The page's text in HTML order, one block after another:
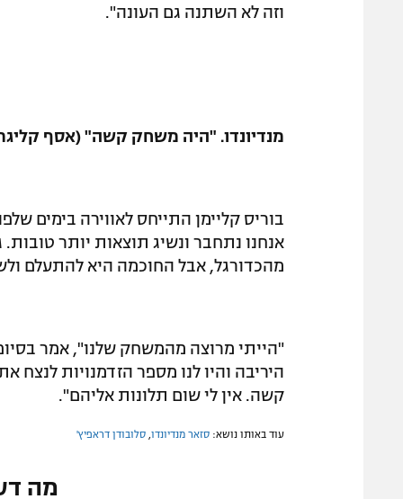
וזה לא השתנה גם העונה".
מנדיונדו. "היה משחק קשה" (אסף
בוריס קליימן התייחס לאווירה בימים
אנחנו נתחבר ונשיג תוצאות יותר
מהכדורגל, אבל החוכמה היא להתעלם
"הייתי מרוצה מהמשחק שלנו", אמר
היריבה והיו לנו מספר הזדמנויות
קשה. אין לי שום תלונות אליהם".
עוד באותו נושא: סזאר מנדיונדו סלובודן דראפיץ'
מה